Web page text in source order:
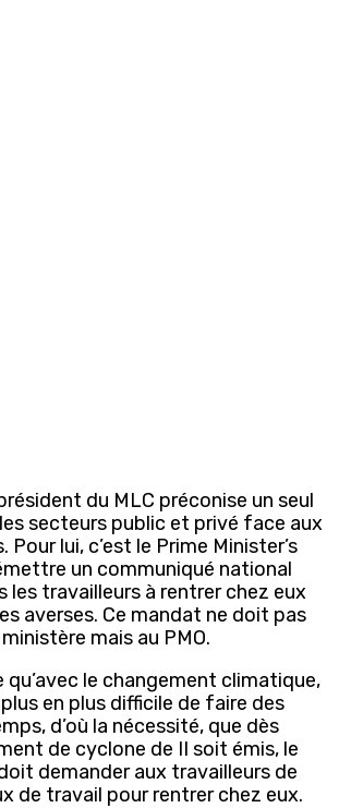
du MLC préconise un seul
secteurs public et privé face aux
Pour lui, c’est le Prime Minister’s
un communiqué national
les travailleurs à rentrer chez eux
averses. Ce mandat ne doit pas
mais au PMO.
qu’avec le changement climatique,
en plus difficile de faire des
d’où la nécessité, que dès
de cyclone de II soit émis, le
demander aux travailleurs de
de travail pour rentrer chez eux.